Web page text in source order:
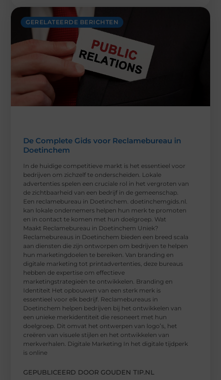
GERELATEERDE BERICHTEN
De Complete Gids voor Reclamebureau in
Doetinchem
In de huidige competitieve markt is het essentieel voor
bedrijven om zichzelf te onderscheiden. Lokale
advertenties spelen een cruciale rol in het vergroten van
de zichtbaarheid van een bedrijf in de gemeenschap.
Een reclamebureau in Doetinchem. doetinchemgids.nl.
kan lokale ondernemers helpen hun merk te promoten
en in contact te komen met hun doelgroep. Wat
Maakt Reclamebureau in Doetinchem Uniek?
Reclamebureaus in Doetinchem bieden een breed scala
aan diensten die zijn ontworpen om bedrijven te helpen
hun marketingdoelen te bereiken. Van branding en
digitale marketing tot printadvertenties, deze bureaus
hebben de expertise om effectieve
marketingstrategieën te ontwikkelen. Branding en
Identiteit Het opbouwen van een sterk merk is
essentieel voor elk bedrijf. Reclamebureaus in
Doetinchem helpen bedrijven bij het ontwikkelen van
een unieke merkidentiteit die resoneert met hun
doelgroep. Dit omvat het ontwerpen van logo’s, het
creëren van visuele stijlen en het ontwikkelen van
merkverhalen. Digitale Marketing In het digitale tijdperk
is online
GEPUBLICEERD DOOR GOUDEN TIP.NL